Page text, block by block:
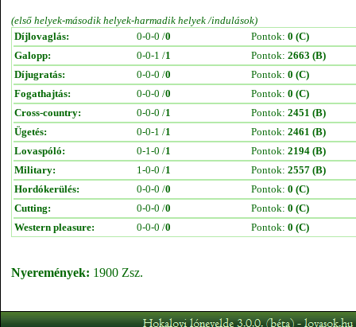
(első helyek-második helyek-harmadik helyek /indulások)
Díjlovaglás:
0-0-0 /0 Pontok: 0 (C)
Galopp:
0-0-1 /1 Pontok: 2663 (B)
Díjugratás:
0-0-0 /0 Pontok: 0 (C)
Fogathajtás:
0-0-0 /0 Pontok: 0 (C)
Cross-country:
0-0-0 /1 Pontok: 2451 (B)
Ügetés:
0-0-1 /1 Pontok: 2461 (B)
Lovaspóló:
0-1-0 /1 Pontok: 2194 (B)
Military:
1-0-0 /1 Pontok: 2557 (B)
Hordókerülés:
0-0-0 /0 Pontok: 0 (C)
Cutting:
0-0-0 /0 Pontok: 0 (C)
Western pleasure:
0-0-0 /0 Pontok: 0 (C)
Nyeremények: 1900 Zsz.